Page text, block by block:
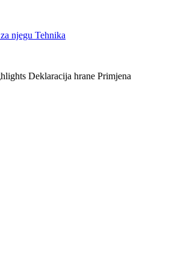
njegu Tehnika
Deklaracija hrane Primjena